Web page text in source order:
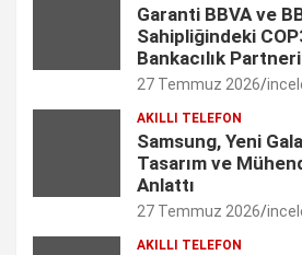
a
n
n
e
l
Garanti BBVA ve
Sahipliğindeki
Bankacılık
27 Temmuz 2026
AKILLI TELEFON
Samsung, Yeni
Tasarım ve
Anlattı
27 Temmuz 2026
AKILLI TELEFON